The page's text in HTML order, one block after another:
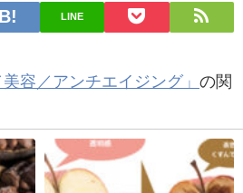
LINE
容／アンチエイジング」 の関